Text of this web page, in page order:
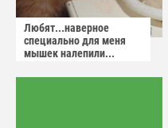
Любят...наверное
специально для меня
мышек налепили...